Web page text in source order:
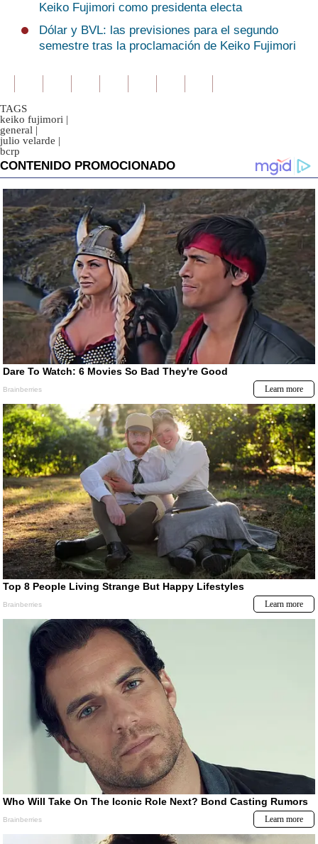
Keiko Fujimori como presidenta electa
Dólar y BVL: las previsiones para el segundo
semestre tras la proclamación de Keiko Fujimori
TAGS
keiko fujimori |
general |
julio velarde |
bcrp